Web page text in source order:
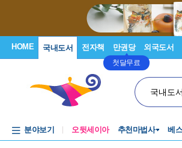
HOME 국내도서 전자책 만권당
첫달무료
외국도서
국내도
분야보기 오뒷세이아 추천마법사 베